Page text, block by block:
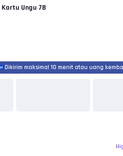
Kartu Ungu 7B
Dikirim maksimal 10 menit atau uang